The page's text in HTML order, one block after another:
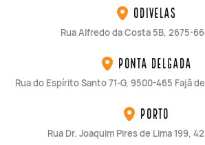
Odivelas
Rua Alfredo da Costa 5B, 2675-
Ponta Delgada
Rua do Espírito Santo 71-G, 9500-465 Fajã
Porto
Rua Dr. Joaquim Pires de Lima 199,